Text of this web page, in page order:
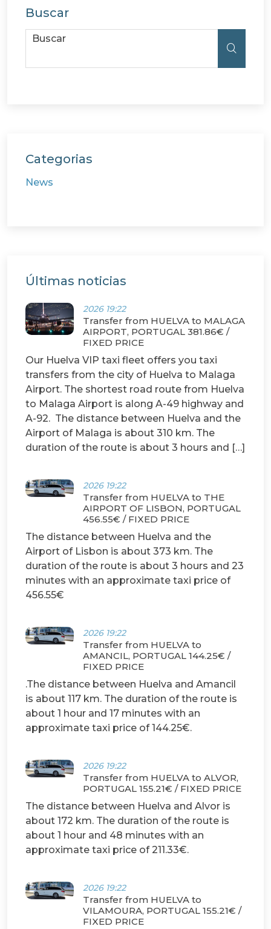
Buscar
Buscar
Categorias
News
Últimas noticias
2026 19:22
Transfer from HUELVA to MALAGA
AIRPORT, PORTUGAL 381.86€ /
FIXED PRICE
Our Huelva VIP taxi fleet offers you taxi
transfers from the city of Huelva to Malaga
Airport. The shortest road route from Huelva
to Malaga Airport is along A-49 highway and
A-92. The distance between Huelva and the
Airport of Malaga is about 310 km. The
duration of the route is about 3 hours and […]
2026 19:22
Transfer from HUELVA to THE
AIRPORT OF LISBON, PORTUGAL
456.55€ / FIXED PRICE
The distance between Huelva and the
Airport of Lisbon is about 373 km. The
duration of the route is about 3 hours and 23
minutes with an approximate taxi price of
456.55€
2026 19:22
Transfer from HUELVA to
AMANCIL, PORTUGAL 144.25€ /
FIXED PRICE
.The distance between Huelva and Amancil
is about 117 km. The duration of the route is
about 1 hour and 17 minutes with an
approximate taxi price of 144.25€.
2026 19:22
Transfer from HUELVA to ALVOR,
PORTUGAL 155.21€ / FIXED PRICE
The distance between Huelva and Alvor is
about 172 km. The duration of the route is
about 1 hour and 48 minutes with an
approximate taxi price of 211.33€.
2026 19:22
Transfer from HUELVA to
VILAMOURA, PORTUGAL 155.21€ /
FIXED PRICE